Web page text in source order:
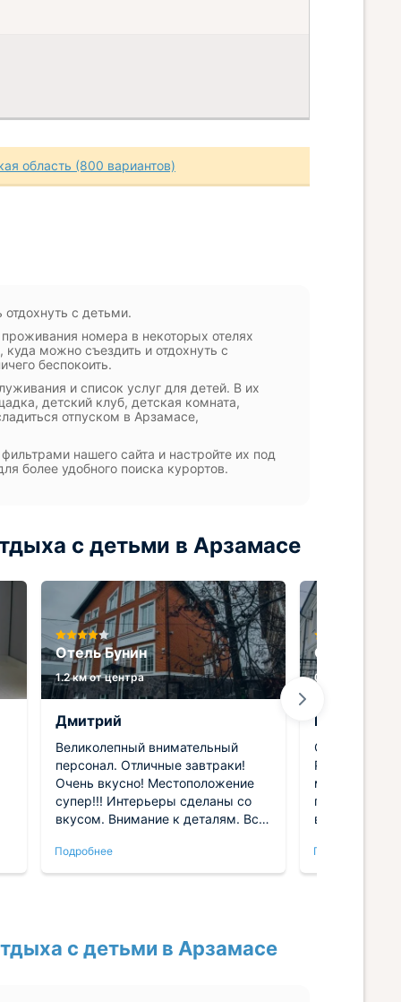
область (800 вариантов)
с детьми.
номера в некоторых отелях
можно съездить и отдохнуть с
беспокоить.
и список услуг для детей. В их
детский клуб, детская комната,
отпуском в Арзамасе,
нашего сайта и настройте их под
более удобного поиска курортов.
с детьми в Арзамасе
Отель Бунин
1.2 км от центра
Дмитрий
Великолепный внимательный
персонал. Отличные завтраки!
Очень вкусно! Местоположение
супер!!! Интерьеры сделаны со
вкусом. Внимание к деталям. Всё
Есть даже ортопедические
подушки. Спасибо!
Подробнее
Отель
0.2 км от
Виктор
Отличное
Рядом есть
можно
поесть.
в
приятный.
Подробнее
с детьми в Арзамасе